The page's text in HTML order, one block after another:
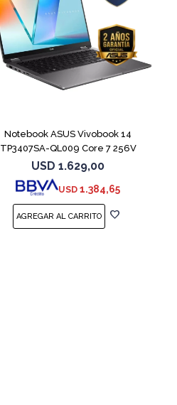
Notebook ASUS Vivobook 14
TP3407SA-QL009 Core 7 256V
512GB
USD 1.629,00
USD 1.384,65